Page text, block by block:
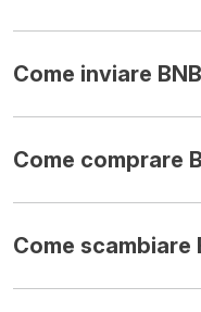
Come inviare
Come comprare
Come scambiare